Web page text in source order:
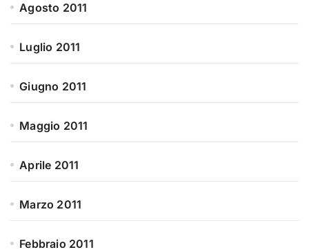
Agosto 2011
Luglio 2011
Giugno 2011
Maggio 2011
Aprile 2011
Marzo 2011
Febbraio 2011